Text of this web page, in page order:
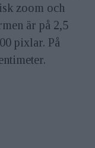
zoom och
är på 2,5
pixlar. På